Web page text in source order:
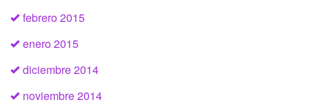
febrero 2015
enero 2015
diciembre 2014
noviembre 2014